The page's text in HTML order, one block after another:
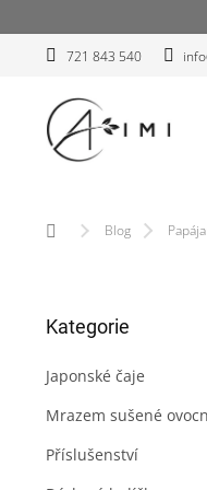
na
721 843 540
Domů Blog
s
r
a
n
kategorie
Kategorie
Japonské čaje
Mrazem sušené
Příslušenství